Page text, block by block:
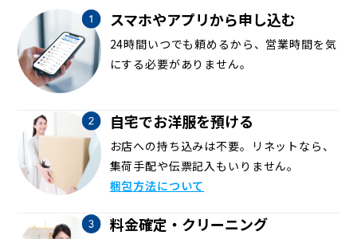
スマホやアプリから申し込む
24時間いつでも頼めるから、営業時間を気
にする必要がありません。
自宅でお洋服を預ける
お店への持ち込みは不要。リネットなら、
集荷手配や伝票記入もいりません。
梱包方法について
料金確定・クリーニング